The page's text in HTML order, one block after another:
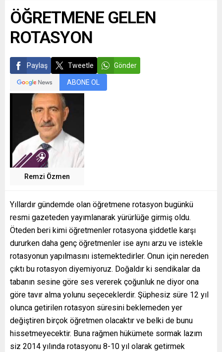
ÖĞRETMENE GELEN
ROTASYON
Paylaş Tweetle Gönder
ABONE OL
Remzi Özmen
Yıllardır gündemde olan öğretmene rotasyon bugünkü
resmi gazeteden yayımlanarak yürürlüğe girmiş oldu.
Öteden beri kimi öğretmenler rotasyona şiddetle karşı
dururken daha genç öğretmenler ise aynı arzu ve istekle
rotasyonun yapılmasını istemektedirler. Onun için nereden
çıktı bu rotasyon diyemiyoruz. Doğaldır ki sendikalar da
tabanın sesine göre ses vererek çoğunluk ne diyor ona
göre tavır alma yolunu seçeceklerdir. Şüphesiz süre 12 yıl
olunca getirilen rotasyon süresini beklemeden yer
değiştiren birçok öğretmen olacaktır ve belki de bunu
hissetmeyecektir. Buna rağmen hükümete sormak lazım
siz 2014 yılında rotasyonu 8-10 yıl olarak getirmek